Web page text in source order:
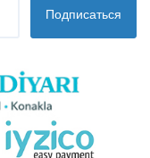
Подписаться